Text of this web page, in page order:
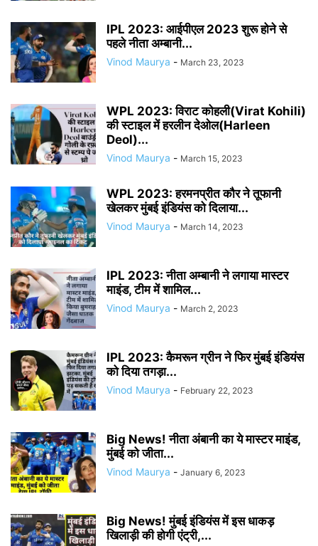
IPL 2023: आईपीएल 2023 शुरू होने से
पहले नीता अम्बानी...
Vinod Maurya - March 23, 2023
WPL 2023: विराट कोहली(Virat Kohili)
की स्टाइल में हरलीन देओल(Harleen
Deol)...
Vinod Maurya - March 15, 2023
WPL 2023: हरमनप्रीत कौर ने तूफानी
खेलकर मुंबई इंडियंस को दिलाया...
Vinod Maurya - March 14, 2023
IPL 2023: नीता अम्बानी ने लगाया मास्टर
माइंड, टीम में शामिल...
Vinod Maurya - March 2, 2023
IPL 2023: कैमरून ग्रीन ने फिर मुंबई इंडियंस
को दिया तगड़ा...
Vinod Maurya - February 22, 2023
Big News! नीता अंबानी का ये मास्टर माइंड,
मुंबई को जीता...
Vinod Maurya - January 6, 2023
Big News! मुंबई इंडियंस में इस धाकड़
खिलाड़ी की होगी एंट्री,...